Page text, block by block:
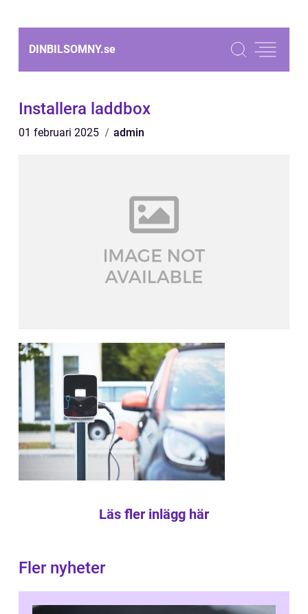
DINBILSOMNY.se
Installera laddbox
01 februari 2025 admin
Läs fler inlägg här
Fler nyheter